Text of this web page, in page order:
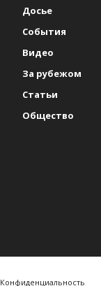
Досье
События
Видео
За рубежом
Статьи
Общество
Конфиденциальность